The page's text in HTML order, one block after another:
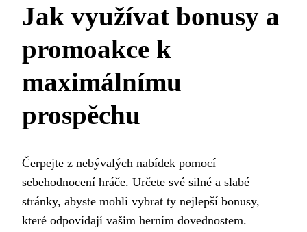
Jak využívat bonusy a
promoakce k
maximálnímu
prospěchu
Čerpejte z nebývalých nabídek pomocí
sebehodnocení hráče. Určete své silné a slabé
stránky, abyste mohli vybrat ty nejlepší bonusy,
které odpovídají vašim herním dovednostem.